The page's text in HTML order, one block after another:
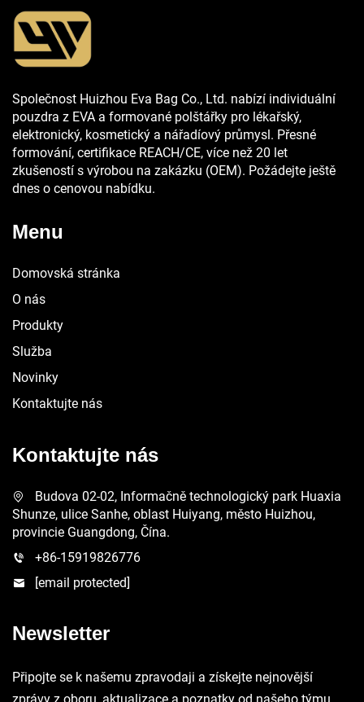
Společnost Huizhou Eva Bag Co., Ltd. nabízí individuální
pouzdra z EVA a formované polštářky pro lékařský,
elektronický, kosmetický a nářadíový průmysl. Přesné
formování, certifikace REACH/CE, více než 20 let
zkušeností s výrobou na zakázku (OEM). Požádejte ještě
dnes o cenovou nabídku.
Menu
Domovská stránka
O nás
Produkty
Služba
Novinky
Kontaktujte nás
Kontaktujte nás
Budova 02-02, Informačně technologický park Huaxia
Shunze, ulice Sanhe, oblast Huiyang, město Huizhou,
provincie Guangdong, Čína.
+86-15919826776
[email protected]
Newsletter
Připojte se k našemu zpravodaji a získejte nejnovější